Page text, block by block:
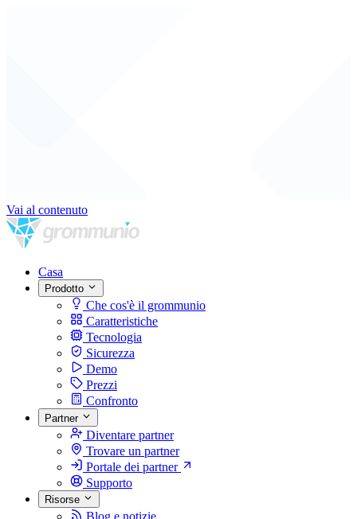
Vai al contenuto
Casa
Prodotto
Che cos'è il grommunio
Caratteristiche
Tecnologia
Sicurezza
Demo
Prezzi
Confronto
Partner
Diventare partner
Trovare un partner
Portale dei partner
Supporto
Risorse
Blog e notizie